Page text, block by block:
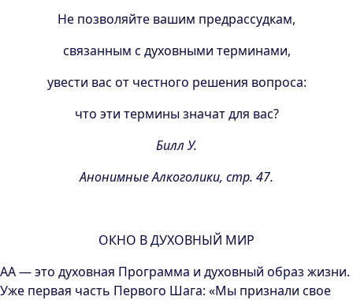
Не позволяйте вашим предрассудкам,
связанным с духовными терминами,
увести вас от честного решения вопроса:
что эти термины значат для вас?
Билл У.
Анонимные Алкоголики, стр. 47.
ОКНО В ДУХОВНЫЙ МИР
АА — это духовная Программа и духовный образ жизни.
Уже первая часть Первого Шага: «Мы признали свое